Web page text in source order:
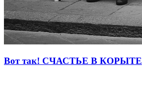
Вот так! СЧАСТЬЕ В КОРЫТЕ